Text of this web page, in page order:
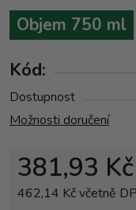
Objem 750 ml
Kód:
Dostupnost
Možnosti doručení
381,93
462,14 Kč včetně